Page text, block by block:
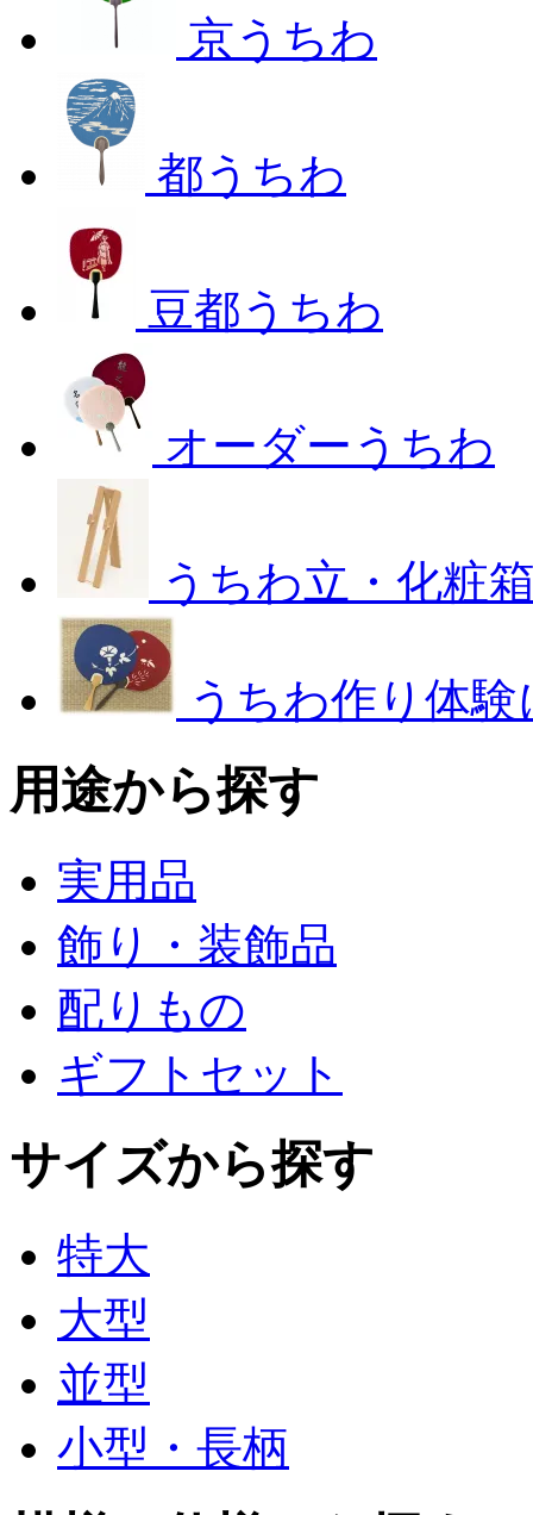
京うちわ
都うちわ
豆都うちわ
オーダーうちわ
うちわ立・化粧
うちわ作り体
用途から探す
実用品
飾り・装飾品
配りもの
ギフトセット
サイズから探す
特大
大型
並型
小型・長柄